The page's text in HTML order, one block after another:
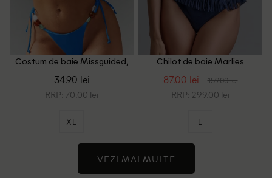
Costum de baie Missguided,
34.90 lei
RRP: 70.00 lei
XL
Chilot de baie Marlies
87.00 lei 159.00 lei
RRP: 299.00 lei
L
VEZI MAI MULTE